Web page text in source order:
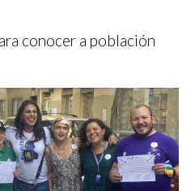
conocer a población